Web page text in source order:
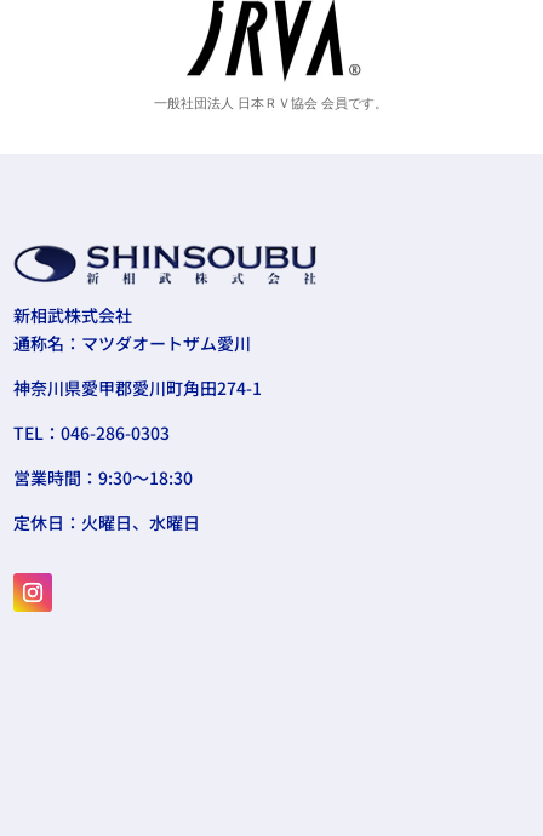
一般社団法人 日本ＲＶ協会 会員です。
新相武株式会社
通称名：マツダオートザム愛川
神奈川県愛甲郡愛川町角田274-1
TEL：046-286-0303
営業時間：9:30〜18:30
定休日：火曜日、水曜日